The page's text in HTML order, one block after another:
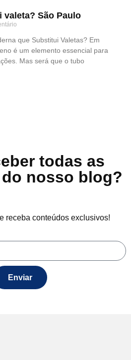
São Paulo
que Substitui Valetas? Em
é um elemento essencial para
Mas será que o tubo
todas as
nosso blog?
receba conteúdos exclusivos!
Enviar